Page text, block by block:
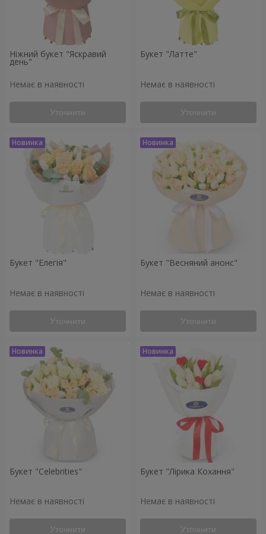
Ніжний букет "Яскравий
день"
Немає в наявності
Уточнити
Букет "Латте"
Немає в наявності
Уточнити
Букет "Елегія"
Немає в наявності
Уточнити
Букет "Весняний анонс"
Немає в наявності
Уточнити
Букет "Celebrities"
Немає в наявності
Уточнити
Букет "Лірика Кохання"
Немає в наявності
Уточнити